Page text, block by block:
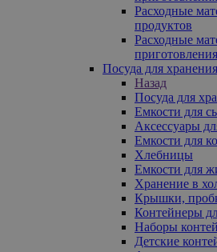
Расходные
продуктов
Расходные
приготовления
Посуда для
Назад
Посуда для
Емкости для
Аксессуары
Емкости для
Хлебницы
Емкости для
Хранение в
Крышки,
Контейнеры
Наборы
Детские